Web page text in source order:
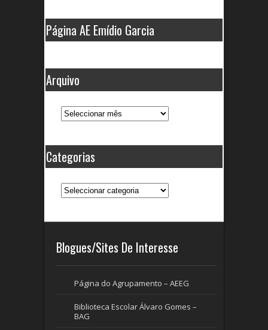
Página AE Emídio Garcia
Arquivo
Arquivo
Categorias
Categorias
Blogues/Sites De Interesse
Página do Agrupamento – AEEG
Biblioteca Escolar Álvaro Gomes –
BAG